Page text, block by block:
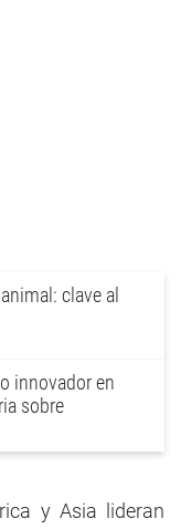
clave al
innovador en
sobre
y Asia lideran